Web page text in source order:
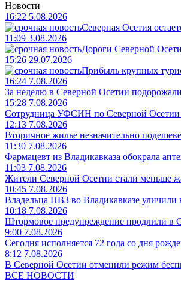
Новости
16:22 5.08.2026
Северная Осетия
11:09 3.08.2026
Дороги Северной
15:26 29.07.2026
Прибыль крупных
16:24 7.08.2026
За неделю в Северной Осетии
15:28 7.08.2026
Сотрудница УФСИН по Северной Осетии
12:13 7.08.2026
Вторичное жилье незначительно
11:30 7.08.2026
Фармацевт из Владикавказа обокрала
11:03 7.08.2026
Жители Северной Осетии стали меньше
10:45 7.08.2026
Владельца ПВЗ во Владикавказе
10:18 7.08.2026
Штормовое предупреждение продлили в
9:00 7.08.2026
Сегодня исполняется 72 года со дня
8:12 7.08.2026
В Северной Осетии отменили режим
ВСЕ НОВОСТИ